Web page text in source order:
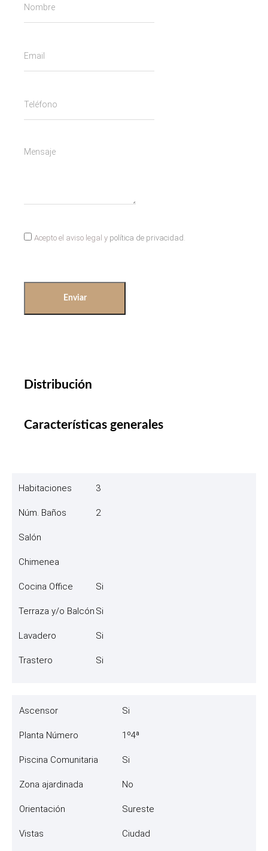
Acepto el aviso legal y política de privacidad
Enviar
Distribución
Características generales
Habitaciones 3
Núm. Baños 2
Salón
Chimenea
Cocina Office Si
Terraza y/o Balcón Si
Lavadero Si
Trastero Si
Ascensor Si
Planta Número 1º4ª
Piscina Comunitaria Si
Zona ajardinada No
Orientación Sureste
Vistas Ciudad